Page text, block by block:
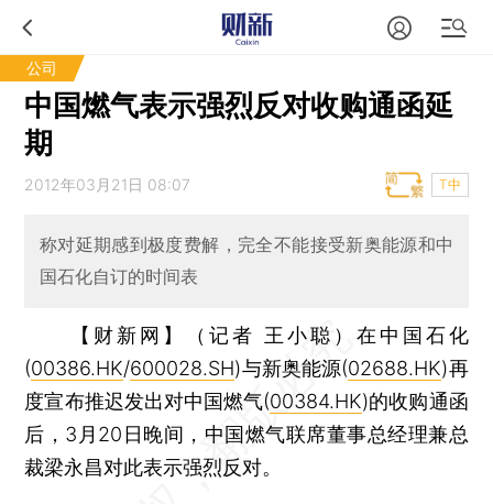
公司
中国燃气表示强烈反对收购通函延
期
2012年03月21日 08:07 T中
称对延期感到极度费解，完全不能接受新奥能源和中
国石化自订的时间表
【财新网】（记者 王小聪） 在中国石化
(00386.HK/600028.SH)与新奥能源(02688.HK)再
度宣布推迟发出对中国燃气(00384.HK)的收购通函
后，3月20日晚间，中国燃气联席董事总经理兼总
裁梁永昌对此表示强烈反对。